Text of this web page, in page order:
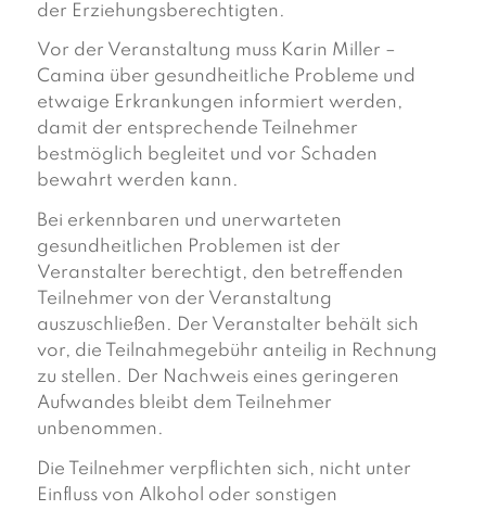
der Erziehungsberechtigten.
Vor der Veranstaltung muss Karin Miller –
Camina über gesundheitliche Probleme und
etwaige Erkrankungen informiert werden,
damit der entsprechende Teilnehmer
bestmöglich begleitet und vor Schaden
bewahrt werden kann.
Bei erkennbaren und unerwarteten
gesundheitlichen Problemen ist der
Veranstalter berechtigt, den betreffenden
Teilnehmer von der Veranstaltung
auszuschließen. Der Veranstalter behält sich
vor, die Teilnahmegebühr anteilig in Rechnung
zu stellen. Der Nachweis eines geringeren
Aufwandes bleibt dem Teilnehmer
unbenommen.
Die Teilnehmer verpflichten sich, nicht unter
Einfluss von Alkohol oder sonstigen